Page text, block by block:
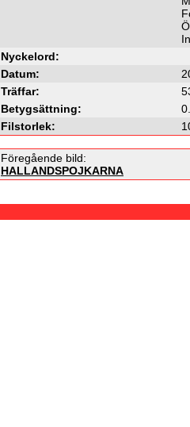
Nyckelord:
Datum:
Träffar:
Betygsättning:
Filstorlek:
Föregående bild:
HALLANDSPOJKARNA